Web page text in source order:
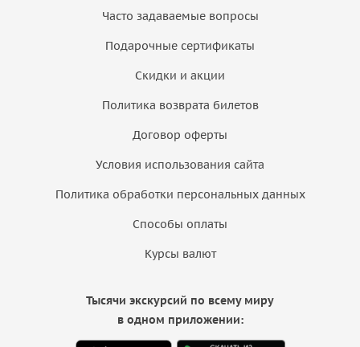
Часто задаваемые вопросы
Подарочные сертификаты
Скидки и акции
Политика возврата билетов
Договор оферты
Условия использования сайта
Политика обработки персональных данных
Способы оплаты
Курсы валют
Тысячи экскурсий по всему миру
в одном приложении: